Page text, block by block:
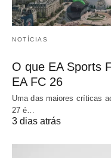
NOTÍCIAS
O que EA Sports
EA FC 26
Uma das maiores críticas
27 é…
3 dias atrás